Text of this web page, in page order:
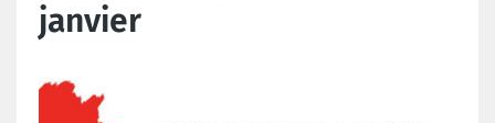
janvier